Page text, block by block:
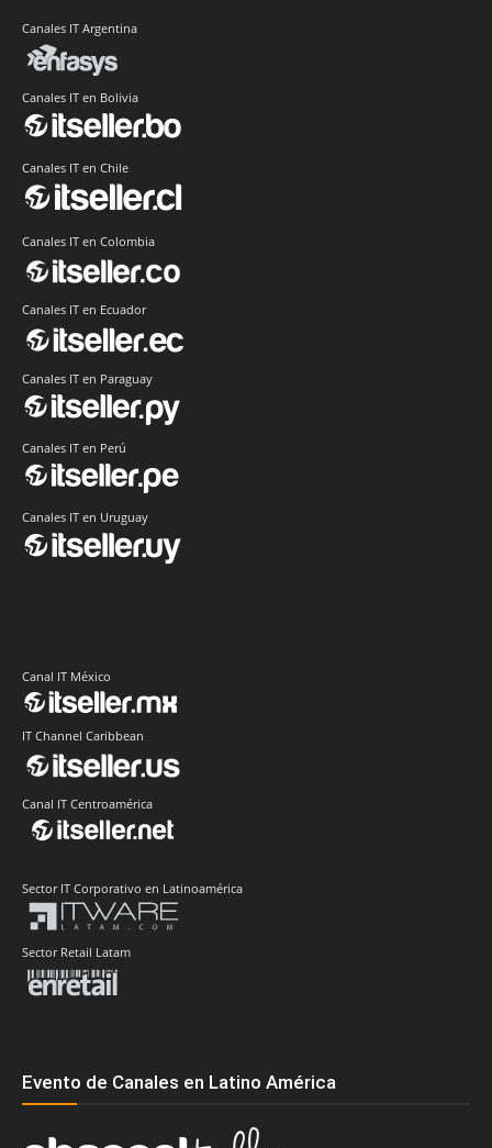
Canales IT Argentina
Canales IT en Bolivia
Canales IT en Chile
Canales IT en Colombia
Canales IT en Ecuador
Canales IT en Paraguay
Canales IT en Perú
Canales IT en Uruguay
Canal IT México
IT Channel Caribbean
Canal IT Centroamérica
Sector IT Corporativo en Latinoamérica
Sector Retail Latam
Evento de Canales en Latino América